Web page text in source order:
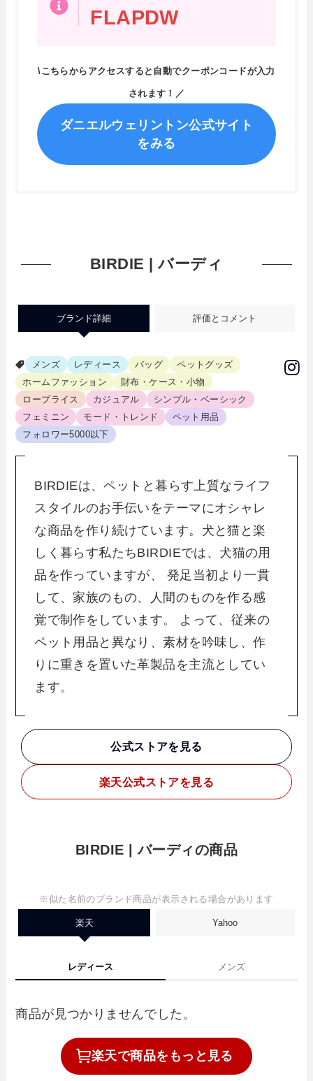
FLAPDW
\こちらからアクセスすると自動でクーポンコードが入力
されます！／
ダニエルウェリントン公式サイト
をみる
BIRDIE | バーディ
ブランド詳細 評価とコメント
メンズ レディース バッグ
ペットグッズ
ホームファッション
財布・ケース・小物
ロープライス
カジュアル
シンプル・ベーシック
フェミニン
モード・トレンド
ペット用品
フォロワー5000以下
BIRDIEは、ペットと暮らす上質なライフ
スタイルのお手伝いをテーマにオシャレ
な商品を作り続けています。犬と猫と楽
しく暮らす私たちBIRDIEでは、犬猫の用
品を作っていますが、 発足当初より一貫
して、家族のもの、人間のものを作る感
覚で制作をしています。 よって、従来の
ペット用品と異なり、素材を吟味し、作
りに重きを置いた革製品を主流としてい
ます。
公式ストアを見る
楽天公式ストアを見る
BIRDIE | バーディの商品
※似た名前のブランド商品が表示される場合があります
楽天 Yahoo
レディース メンズ
商品が見つかりませんでした。
楽天で商品を もっと見る